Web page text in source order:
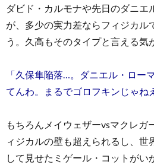
ダビド・カルモナや先日のダニエ
が、多少の実力差ならフィジカル
う。久高もそのタイプと言える気
「久保隼陥落…。ダニエル・ロー
てんわ。まるでゴロフキンじゃね
もちろんメイウェザーvsマクレガ
ィジカルの壁も超えられるし、世
して見せたミゲール・コットがい